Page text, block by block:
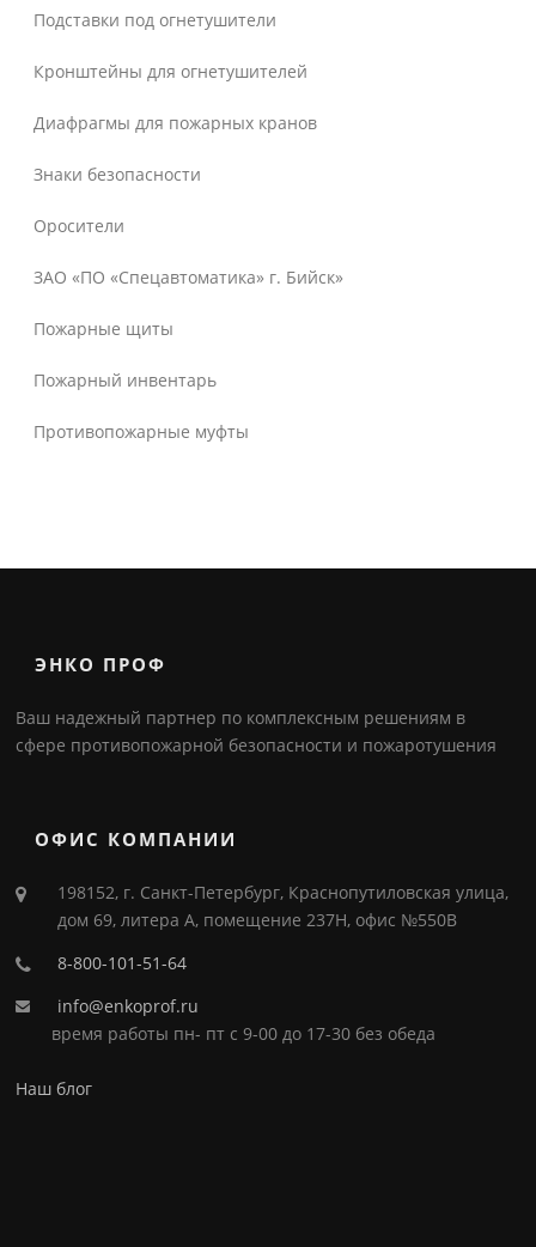
Подставки под огнетушители
Кронштейны для огнетушителей
Диафрагмы для пожарных кранов
Знаки безопасности
Оросители
ЗАО «ПО «Спецавтоматика» г. Бийск»
Пожарные щиты
Пожарный инвентарь
Противопожарные муфты
ЭНКО ПРОФ
Ваш надежный партнер по комплексным решениям в
сфере противопожарной безопасности и пожаротушения
ОФИС КОМПАНИИ
198152, г. Санкт-Петербург, Краснопутиловская улица,
дом 69, литера А, помещение 237Н, офис №550В
8-800-101-51-64
info@enkoprof.ru
время работы пн- пт с 9-00 до 17-30 без обеда
Наш блог